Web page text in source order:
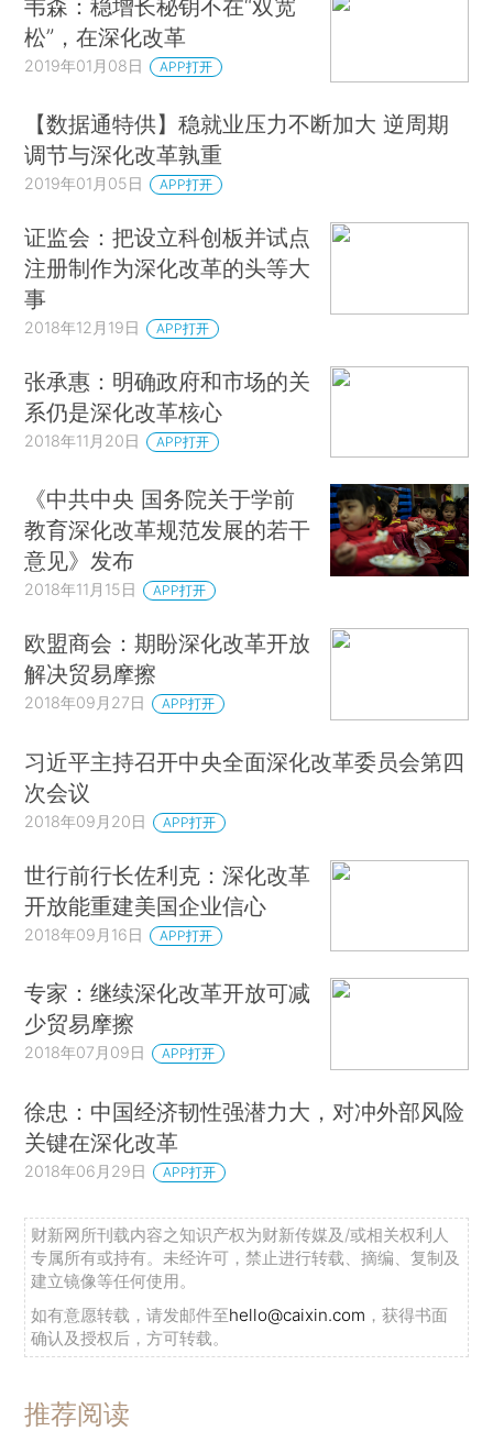
韦森：稳增长秘钥不在“双宽
松”，在深化改革
2019年01月08日 APP打开
【数据通特供】稳就业压力不断加大 逆周期
调节与深化改革孰重
2019年01月05日 APP打开
证监会：把设立科创板并试点
注册制作为深化改革的头等大
事
2018年12月19日 APP打开
张承惠：明确政府和市场的关
系仍是深化改革核心
2018年11月20日 APP打开
《中共中央 国务院关于学前
教育深化改革规范发展的若干
意见》发布
2018年11月15日 APP打开
欧盟商会：期盼深化改革开放
解决贸易摩擦
2018年09月27日 APP打开
习近平主持召开中央全面深化改革委员会第四
次会议
2018年09月20日 APP打开
世行前行长佐利克：深化改革
开放能重建美国企业信心
2018年09月16日 APP打开
专家：继续深化改革开放可减
少贸易摩擦
2018年07月09日 APP打开
徐忠：中国经济韧性强潜力大，对冲外部风险
关键在深化改革
2018年06月29日 APP打开
财新网所刊载内容之知识产权为财新传媒及/或相关权利人
专属所有或持有。未经许可，禁止进行转载、摘编、复制及
建立镜像等任何使用。
如有意愿转载，请发邮件至hello@caixin.com ，获得书面
确认及授权后，方可转载。
推荐阅读